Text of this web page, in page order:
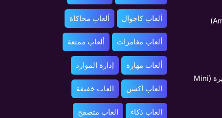
الملاكمة الصغيرة (Mini
ألعاب كاجوال ألعاب محاكاة
ألعاب مغامرات ألعاب ممتعة
ألعاب مهارة إدارة الموارد
العاب أكشن العاب خفيفة
العاب ذكاء العاب متصفح